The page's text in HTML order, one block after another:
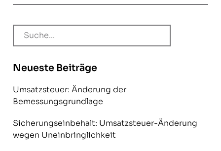
Neueste Beiträge
Umsatzsteuer: Änderung der
Bemessungsgrundlage
Sicherungseinbehalt: Umsatzsteuer-Änderung
wegen Uneinbringlichkeit